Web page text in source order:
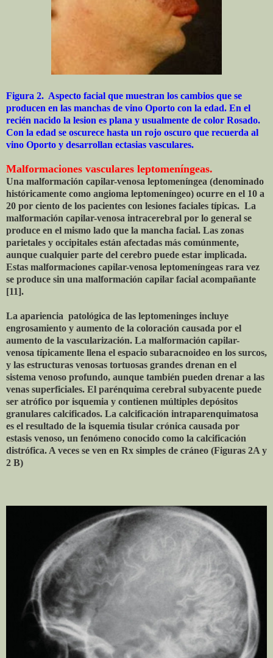
Figura 2. Aspecto facial que muestran los cambios que se
producen en las manchas de vino Oporto con la edad. En el
recién nacido la lesion es plana y usualmente de color Rosado.
Con la edad se oscurece hasta un rojo oscuro que recuerda al
vino Oporto y desarrollan ectasias vasculares.
Malformaciones vasculares leptomeníngeas.
Una malformación capilar-venosa leptomeníngea (denominado
históricamente como angioma leptomeníngeo) ocurre en el 10 a
20 por ciento de los pacientes con lesiones faciales típicas. La
malformación capilar-venosa intracerebral por lo general se
produce en el mismo lado que la mancha facial. Las zonas
parietales y occipitales están afectadas más comúnmente,
aunque cualquier parte del cerebro puede estar implicada.
Estas malformaciones capilar-venosa leptomeníngeas rara vez
se produce sin una malformación capilar facial acompañante
[11].
La apariencia patológica de las leptomeninges incluye
engrosamiento y aumento de la coloración causada por el
aumento de la vascularización. La malformación capilar-
venosa típicamente llena el espacio subaracnoideo en los surcos,
y las estructuras venosas tortuosas grandes drenan en el
sistema venoso profundo, aunque también pueden drenar a las
venas superficiales. El parénquima cerebral subyacente puede
ser atrófico por isquemia y contienen múltiples depósitos
granulares calcificados. La calcificación intraparenquimatosa
es el resultado de la isquemia tisular crónica causada por
estasis venoso, un fenómeno conocido como la calcificación
distrófica. A veces se ven en Rx simples de cráneo (Figuras 2A y
2 B)